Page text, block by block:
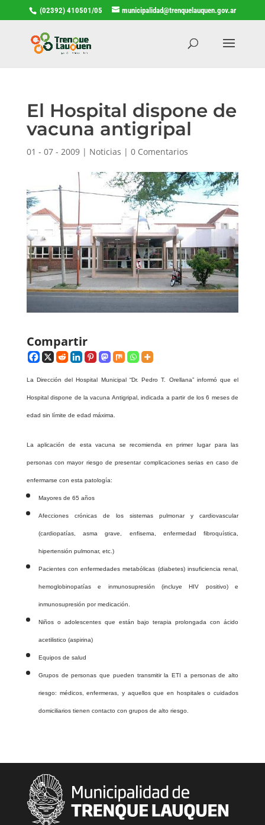
(02392) 410501/05 municipalidad@trenquelauquen.gov.ar
El Hospital dispone de
vacuna antigripal
01 - 07 - 2009| Noticias | 0 Comentarios
Compartir
La Dirección del Hospital Municipal “Dr. Pedro T. Orellana” informó que el
Hospital dispone de la vacuna Antigripal, indicada a partir de los 6 meses de
edad sin límite de edad máxima.
La aplicación de esta vacuna se recomienda en primer lugar para las
personas con mayor riesgo de presentar complicaciones serias en caso de
enfermarse con esta patología:
Mayores de 65 años
Afecciones crónicas de los sistemas pulmonar y cardiovascular
(cardiopatías, asma grave, enfisema, enfermedad fibroquística,
hipertensión pulmonar, etc.)
Pacientes con enfermedades metabólicas (diabetes) insuficiencia renal,
hemoglobinopatías e inmunosupresión (incluye HIV positivo) e
inmunosupresión por medicación.
Niños o adolescentes que están bajo terapia prolongada con ácido
acetilistico (aspirina)
Equipos de salud
Grupos de personas que pueden transmitir la ETI a personas de alto
riesgo: médicos, enfermeras, y aquellos que en hospitales o cuidados
domiciliarios tienen contacto con grupos de alto riesgo.